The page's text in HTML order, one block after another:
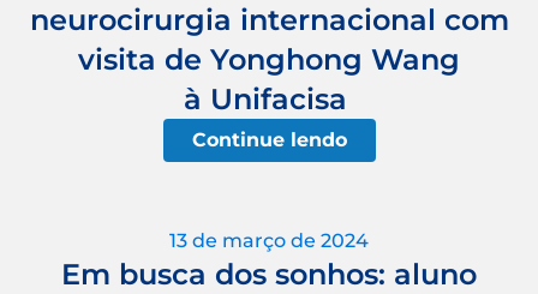
neurocirurgia internacional com
visita de Yonghong Wang
à Unifacisa
Continue lendo
13 de março de 2024
Em busca dos sonhos: aluno